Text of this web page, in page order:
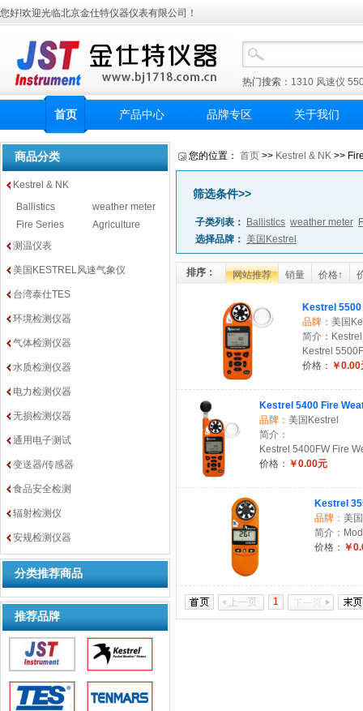
您好!欢迎光临北京金仕特仪器仪表有限公司！
热门搜索： 1310 风速仪
首页 产品中心 品牌专区 关于我们
商品分类
Kestrel & NK
Ballistics
weather meter
Fire Series
Agriculture
测温仪表
美国KESTREL风速气象仪
台湾泰仕TES
环境检测仪器
气体检测仪器
水质检测仪器
电力检测仪器
无损检测仪器
通用电子测试
变送器/传感器
食品安全检测
辐射检测仪
安规检测仪器
分类推荐商品
推荐品牌
您的位置： 首页 >> Kestrel & NK >>
筛选条件>>
子类列表： Ballistics weather meter
选择品牌： 美国Kestrel
排序： 网站推荐 销量 价格↑
Kestrel
品牌： 美国
简介：
Kestrel
价格： ￥0.00
Kestrel 5400 Fire
品牌： 美国Kestrel
简介：
Kestrel 5400FW Fire
价格： ￥0.00元
Kestrel
品牌： 美
简介：
价格： ￥
1